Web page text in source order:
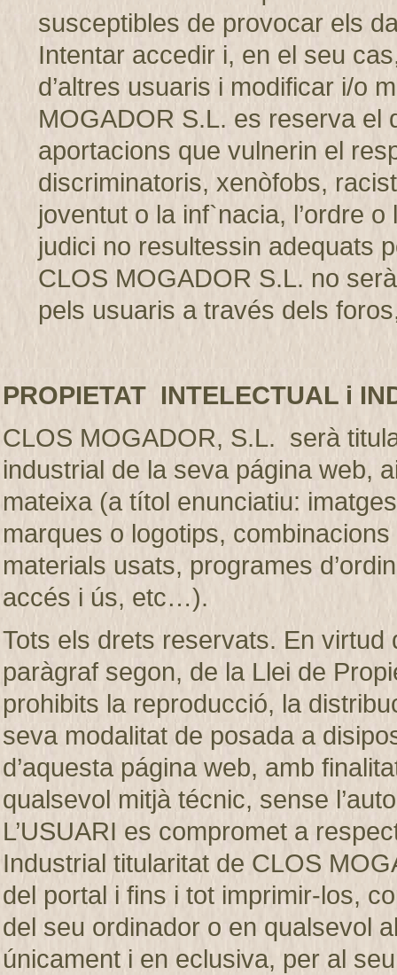
susceptibles de provocar els
Intentar accedir i, en el seu
d’altres usuaris i modificar i/o
MOGADOR S.L. es reserva el
aportacions que vulnerin el
discriminatoris, xenòfobs,
joventut o la inf`nacia, l’ordre
judici no resultessin adequats
CLOS MOGADOR S.L. no
pels usuaris a través dels
PROPIETAT INTELECTUAL i
CLOS MOGADOR, S.L. serà
industrial de la seva página web,
mateixa (a títol enunciatiu:
marques o logotips,
materials usats, programes
accés i ús, etc…).
Tots els drets reservats. En virtud
paràgraf segon, de la Llei de
prohibits la reproducció, la
seva modalitat de posada a
d’aquesta página web, amb
qualsevol mitjà técnic, sense
L’USUARI es compromet a
Industrial titularitat de CLOS
del portal i fins i tot imprimir-los,
del seu ordinador o en qualsevol
únicament i en eclusiva, per al